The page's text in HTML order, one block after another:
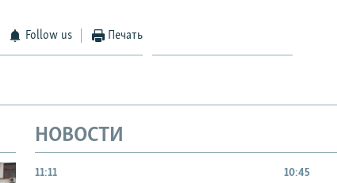
Follow us Печать
НОВОСТИ
11:11 10:45